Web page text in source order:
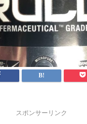
スポンサーリンク